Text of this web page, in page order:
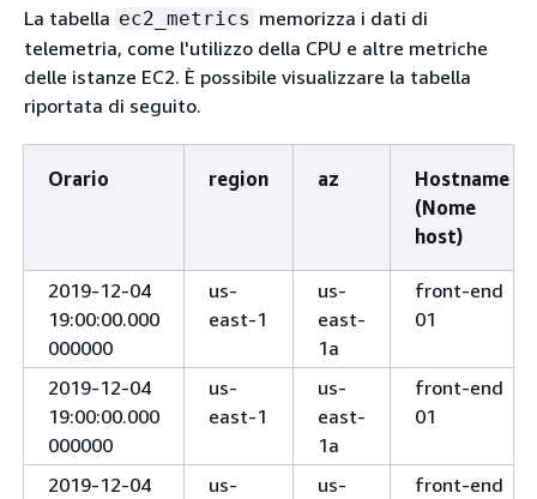
La tabella ec2_metrics memorizza i dati di
telemetria, come l'utilizzo della CPU e altre metriche
delle istanze EC2. È possibile visualizzare la tabella
riportata di seguito.
Orario region az
Hostname
(Nome
host)
2019-12-04
19:00:00.000
000000
us-
east-1
us-
east-
1a
front-end
01
2019-12-04
19:00:00.000
000000
us-
east-1
us-
east-
1a
front-end
01
2019-12-04
us-
us-
front-end